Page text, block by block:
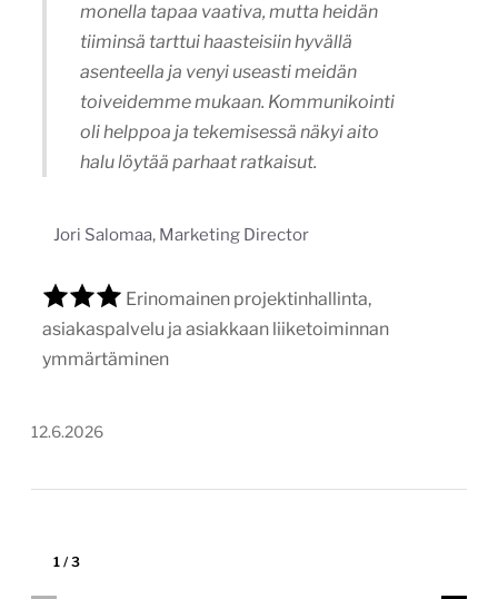
monella tapaa vaativa, mutta heidän
tiiminsä tarttui haasteisiin hyvällä
asenteella ja venyi useasti meidän
toiveidemme mukaan. Kommunikointi
oli helppoa ja tekemisessä näkyi aito
halu löytää parhaat ratkaisut.
Jori Salomaa, Marketing Director
Erinomainen projektinhallinta,
asiakaspalvelu ja asiakkaan liiketoiminnan
ymmärtäminen
12.6.2026
1 / 3